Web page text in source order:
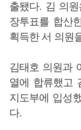
출됐다. 김 의
장투표를 합산
획득한 서 의원
김태호 의원과
열에 합류했고
지도부에 입성
다.